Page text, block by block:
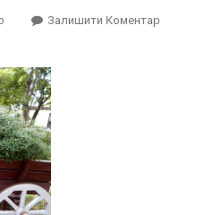
Залишити КоментарOn